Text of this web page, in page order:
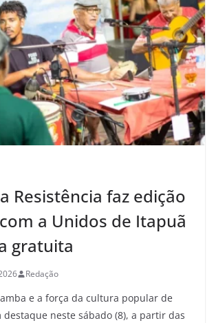
Resistência faz edição
a Unidos de Itapuã
gratuita
Redação
e a força da cultura popular de
destaque neste sábado (8), a partir das